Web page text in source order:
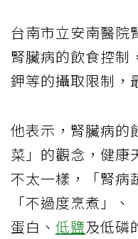
台南市立安南醫院
腎臟病的飲食控制
鉀等的攝取限制，
他表示，腎臟病的
菜」的觀念，健康
不太一樣，「腎病
「不過度烹煮」
蛋白、 低鹽及低磷